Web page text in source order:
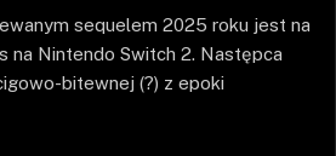
sequelem 2025 roku jest na
na Nintendo Switch 2. Następca
bitewnej (?) z epoki